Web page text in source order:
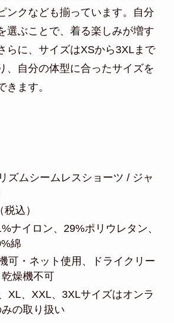
ンクなども揃っています。自分
選ぶことで、着る楽しみが増す
らに、サイズはXSから3XLまで
、自分の体型に合ったサイズを
きます。
ズムシームレスショーツ / ジャ
込）
ナイロン、29%ポリウレタン、
綿
可・ネット使用、ドライクリー
燥機不可
XL、XXL、3XLサイズはオンラ
の取り扱い